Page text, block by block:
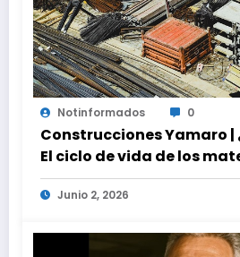
Notinformados 0
Construcciones Yamaro |
El ciclo de vida de los
construcción
en proyectos modernos
Junio 2, 2026